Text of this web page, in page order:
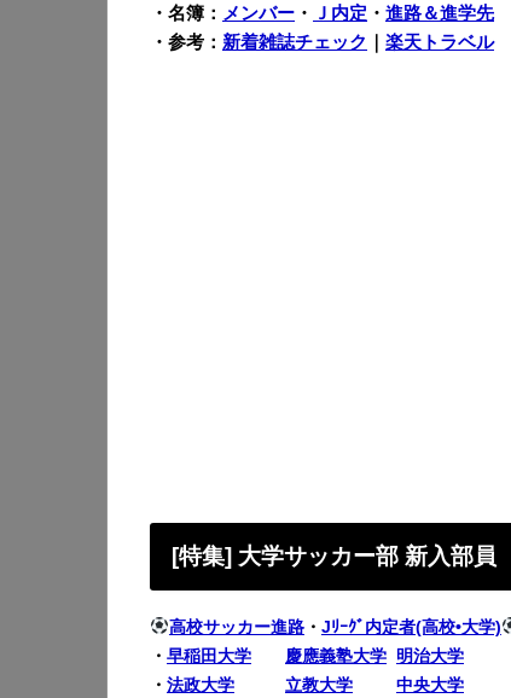
・名簿： メンバー ・ Ｊ内定 ・ 進路＆進学先
・参考： 新着雑誌チェック 楽天トラベル
[特集] 大学サッカー部 新入部員
高校サッカー進路・ Jﾘｰｸﾞ内定者(高校•大学)
・ 早稲田大学 慶應義塾大学 明治大学
・ 法政大学 立教大学
中央大学